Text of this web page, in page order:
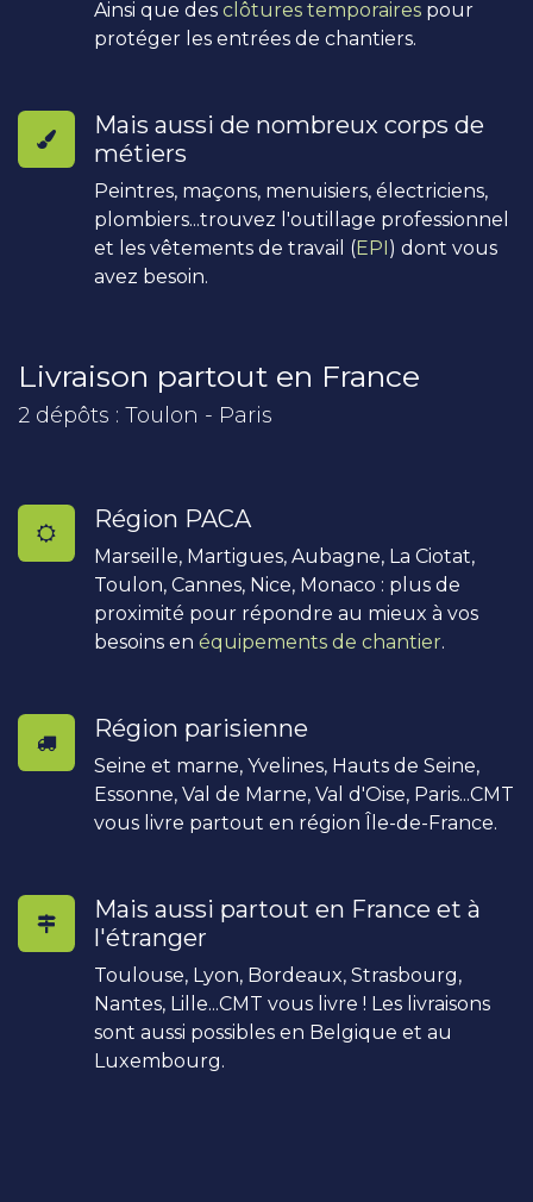
Ainsi que des clôtures temporaires pour
protéger les entrées de chantiers.
Mais aussi de nombreux corps de
métiers
Peintres, maçons, menuisiers, électriciens,
plombiers...trouvez l'outillage professionnel
et les vêtements de travail (EPI) dont vous
avez besoin.
Livraison partout en France
2 dépôts : Toulon - Paris
Région PACA
Marseille, Martigues, Aubagne, La Ciotat,
Toulon, Cannes, Nice, Monaco : plus de
proximité pour répondre au mieux à vos
besoins en équipements de chantier.
Région parisienne
Seine et marne, Yvelines, Hauts de Seine,
Essonne, Val de Marne, Val d'Oise, Paris...CMT
vous livre partout en région Île-de-France.
Mais aussi partout en France et à
l'étranger
Toulouse, Lyon, Bordeaux, Strasbourg,
Nantes, Lille...CMT vous livre ! Les livraisons
sont aussi possibles en Belgique et au
Luxembourg.